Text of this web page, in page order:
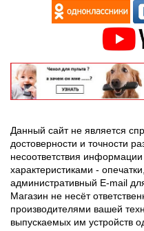
Данный сайт не является
достоверности и точности
несоответствия
характеристиками -
административный E-mail
Магазин не несёт
производителями вашей
выпускаемых им устройств